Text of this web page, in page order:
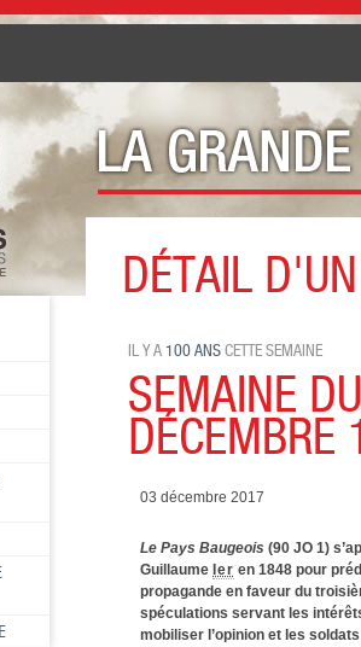
Cette semaine il y a 100 ans
DÉTAIL
IL Y A 100 ANSCETTE SEMAINE
SEMAINE
DÉCEMBRE
03 décembre 2017
Le Pays Baugeois (90 JO 1)
Guillaume Ier en 1848 pour
propagande en faveur du
spéculations servant les
mobiliser l’opinion et les